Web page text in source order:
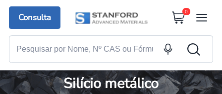
Consulta
0
Silício metálico